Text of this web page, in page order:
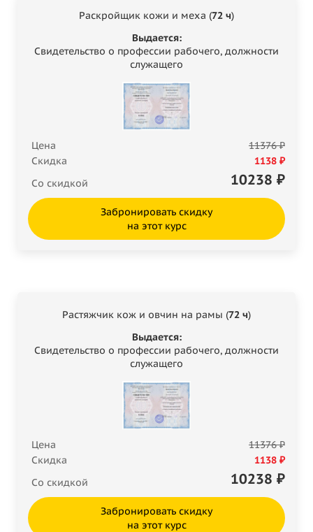
Раскройщик кожи и меха (72 ч)
Выдается:
Свидетельство о профессии рабочего, должности
служащего
Цена
11376 ₽
Скидка
1138 ₽
Со скидкой
10238 ₽
Забронировать скидку
на этот курс
Растяжчик кож и овчин на рамы (72 ч)
Выдается:
Свидетельство о профессии рабочего, должности
служащего
Цена
11376 ₽
Скидка
1138 ₽
Со скидкой
10238 ₽
Забронировать скидку
на этот курс